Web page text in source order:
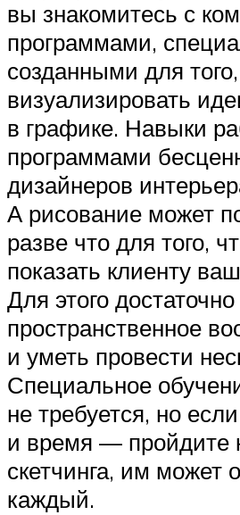
вы знакомитесь с
программами,
созданными для
визуализировать
в графике. Навыки
программами
дизайнеров
А рисование может
разве что для того,
показать клиенту
Для этого
пространственное
и уметь провести
Специальное
не требуется, но
и время — пройдите
скетчинга, им может
каждый.